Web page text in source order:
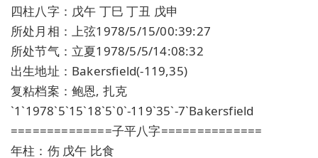
四柱八字：戊午 丁巳 丁丑 戊申
所处月相：上弦1978/5/15/00:39:27
所处节气：立夏1978/5/5/14:08:32
出生地址：Bakersfield(-119,35)
复粘档案：鲍恩, 扎克
`1`1978`5`15`18`5`0`-119`35`-7`Bakersfield
==============子平八字==============
年柱：伤 戊午 比食